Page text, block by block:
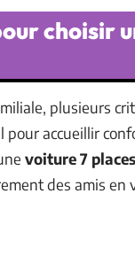
choisir
plusieurs
pour accueillir
voiture 7 places
des amis en